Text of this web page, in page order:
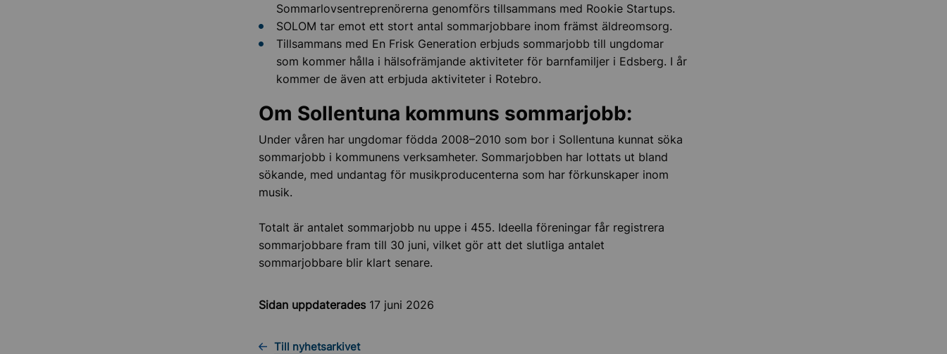
Sommarlovsentreprenörerna genomförs tillsammans med Rookie Startups.
SOLOM tar emot ett stort antal sommarjobbare inom främst äldreomsorg.
Tillsammans med En Frisk Generation erbjuds sommarjobb till ungdomar
som kommer hålla i hälsofrämjande aktiviteter för barnfamiljer i Edsberg. I år
kommer de även att erbjuda aktiviteter i Rotebro.
Om Sollentuna kommuns sommarjobb:
Under våren har ungdomar födda 2008–2010 som bor i Sollentuna kunnat söka
sommarjobb i kommunens verksamheter. Sommarjobben har lottats ut bland
sökande, med undantag för musikproducenterna som har förkunskaper inom
musik.
Totalt är antalet sommarjobb nu uppe i 455. Ideella föreningar får registrera
sommarjobbare fram till 30 juni, vilket gör att det slutliga antalet
sommarjobbare blir klart senare.
Sidan uppdaterades 17 juni 2026
Till nyhetsarkivet